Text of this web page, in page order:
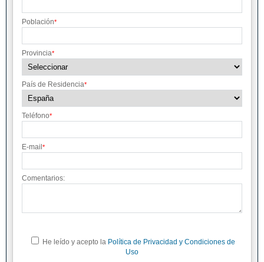
Población*
Provincia*
País de Residencia*
Teléfono*
E-mail *
Comentarios:
He leído y acepto la Política de Privacidad y Condiciones de
Uso